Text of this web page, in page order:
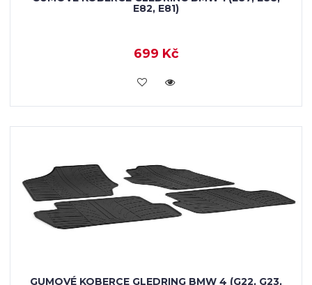
E82, E81)
699 Kč
KOUPIT
GUMOVÉ KOBERCE GLEDRING BMW 4 (G22, G23,